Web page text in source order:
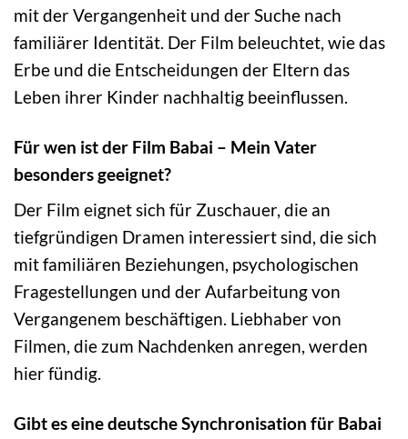
mit der Vergangenheit und der Suche nach
familiärer Identität. Der Film beleuchtet, wie das
Erbe und die Entscheidungen der Eltern das
Leben ihrer Kinder nachhaltig beeinflussen.
Für wen ist der Film Babai – Mein Vater
besonders geeignet?
Der Film eignet sich für Zuschauer, die an
tiefgründigen Dramen interessiert sind, die sich
mit familiären Beziehungen, psychologischen
Fragestellungen und der Aufarbeitung von
Vergangenem beschäftigen. Liebhaber von
Filmen, die zum Nachdenken anregen, werden
hier fündig.
Gibt es eine deutsche Synchronisation für Babai